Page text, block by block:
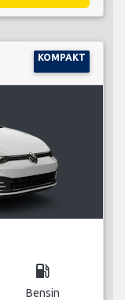
KOMPAKT
local_gas_station
Bensin